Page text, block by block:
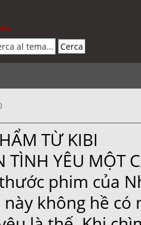
TỪ KIBI
TÌNH YÊU MỘT
phim của
không hề có